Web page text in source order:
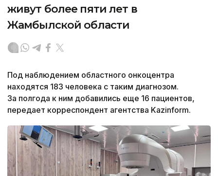
живут более пяти лет в
Жамбылской области
Под наблюдением областного онкоцентра
находятся 183 человека с таким диагнозом.
За полгода к ним добавились еще 16 пациентов,
передает корреспондент агентства Kazinform.